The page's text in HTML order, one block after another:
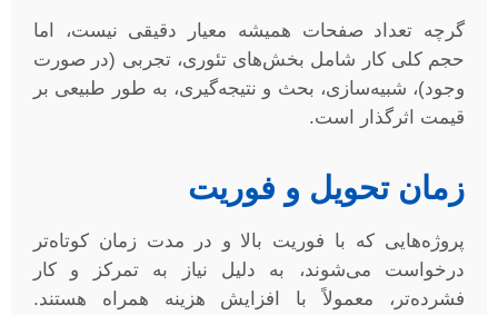
گرچه تعداد صفحات همیشه معیار دقیقی نیست، اما
حجم کلی کار شامل بخش‌های تئوری، تجربی (در صورت
وجود)، شبیه‌سازی، بحث و نتیجه‌گیری، به طور طبیعی بر
قیمت اثرگذار است.
زمان تحویل و فوریت
پروژه‌هایی که با فوریت بالا و در مدت زمان کوتاه‌تر
درخواست می‌شوند، به دلیل نیاز به تمرکز و کار
فشرده‌تر، معمولاً با افزایش هزینه همراه هستند.